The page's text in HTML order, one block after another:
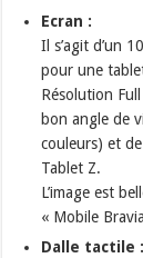
Ecran :
Il s’agit d’un
pour une
Résolution
bon angle de
couleurs) et
Tablet Z.
L’image est
« Mobile
Dalle tactile :